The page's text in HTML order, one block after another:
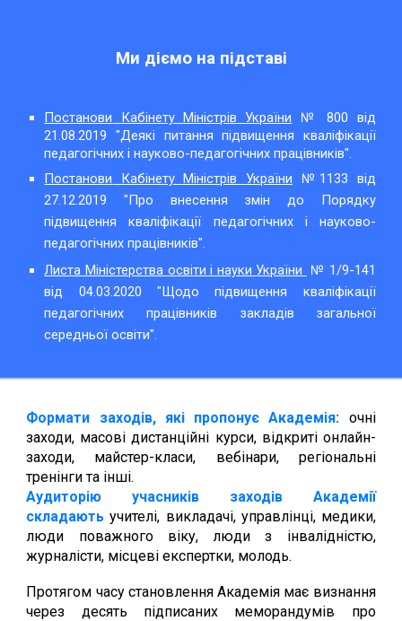
Ми діємо на підставі
Постанови Кабінету Міністрів України № 800 від
21.08.2019 "Деякі питання підвищення кваліфікації
педагогічних і науково-педагогічних працівників".
Постанови Кабінету Міністрів України №1133 від
27.12.2019 "Про внесення змін до Порядку
підвищення кваліфікації педагогічних і науково-
педагогічних працівників".
Листа Міністерства освіти і науки України
№ 1/9-141
від 04.03.2020 "Щодо підвищення кваліфікації
педагогічних працівників закладів загальної
середньої освіти".
Формати заходів, які пропонує Академія: очні
заходи, масові дистанційні курси, відкриті онлайн-
заходи, майстер-класи, вебінари, регіональні
тренінги та інші.
Аудиторію учасників заходів Академії
складають учителі, викладачі, управлінці, медики,
люди поважного віку, люди з інвалідністю,
журналісти, місцеві експертки, молодь.
Протягом часу становлення Академія має визнання
через десять підписаних меморандумів про